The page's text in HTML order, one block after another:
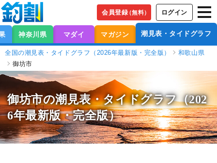
会員登録（無料） ログイン
神奈川県 マダイ マガジン 潮見表・タイドグラフ
全国の潮見表・タイドグラフ（2026年最新版・完全版）
和歌山県
御坊市
御坊市の潮見表・タイドグラフ（202
6年最新版・完全版）